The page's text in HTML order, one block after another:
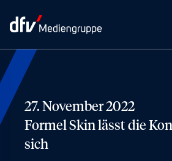
27. November 2022
Formel Skin lässt die
sich